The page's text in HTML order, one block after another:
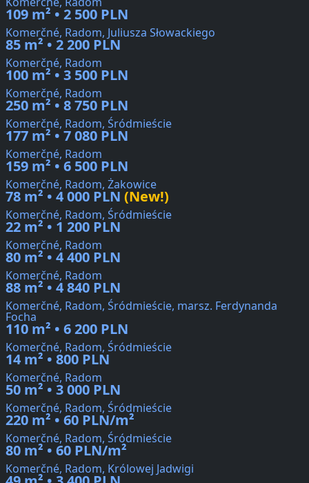
109 m² • 2 500 PLN
Komerčné, Radom, Juliusza Słowackiego
85 m² • 2 200 PLN
Komerčné, Radom
100 m² • 3 500 PLN
Komerčné, Radom
250 m² • 8 750 PLN
Komerčné, Radom, Śródmieście
177 m² • 7 080 PLN
Komerčné, Radom
159 m² • 6 500 PLN
Komerčné, Radom, Żakowice
78 m² • 4 000 PLN (New!)
Komerčné, Radom, Śródmieście
22 m² • 1 200 PLN
Komerčné, Radom
80 m² • 4 400 PLN
Komerčné, Radom
88 m² • 4 840 PLN
Komerčné, Radom, Śródmieście, marsz. Ferdynanda
Focha
110 m² • 6 200 PLN
Komerčné, Radom, Śródmieście
14 m² • 800 PLN
Komerčné, Radom
50 m² • 3 000 PLN
Komerčné, Radom, Śródmieście
220 m² • 60 PLN/m²
Komerčné, Radom, Śródmieście
80 m² • 60 PLN/m²
Komerčné, Radom, Królowej Jadwigi